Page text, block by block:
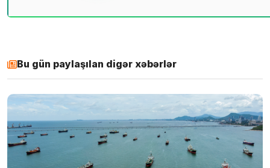
Bu gün paylaşılan digər xəbərlər